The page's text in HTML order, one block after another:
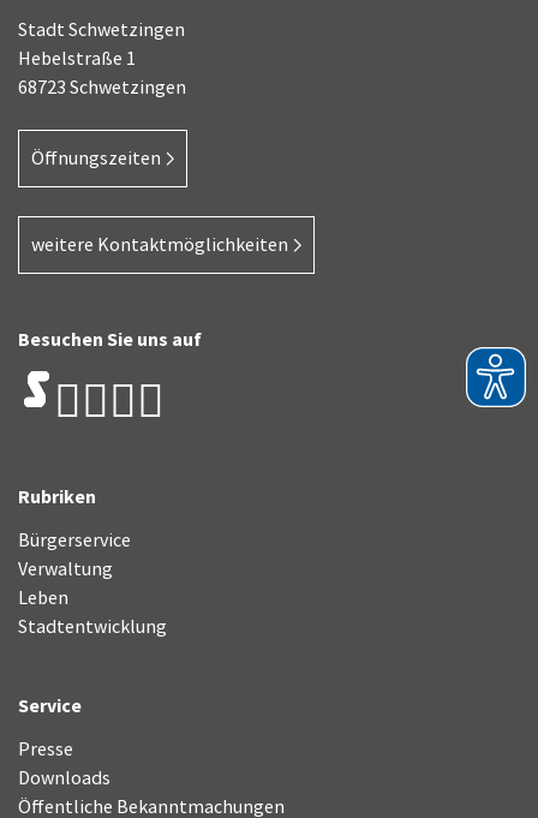
Stadt Schwetzingen
Hebelstraße 1
68723 Schwetzingen
Öffnungszeiten
weitere Kontaktmöglichkeiten
Besuchen Sie uns auf
Rubriken
Bürgerservice
Verwaltung
Leben
Stadtentwicklung
Service
Presse
Downloads
Öffentliche Bekanntmachungen